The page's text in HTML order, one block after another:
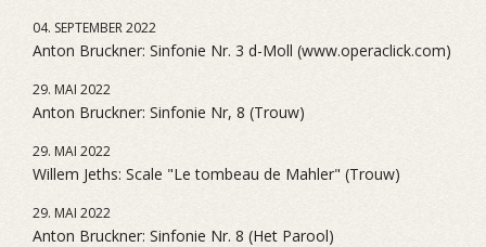
04. SEPTEMBER 2022
Anton Bruckner: Sinfonie Nr. 3 d-Moll (www.operaclick.com)
29. MAI 2022
Anton Bruckner: Sinfonie Nr, 8 (Trouw)
29. MAI 2022
Willem Jeths: Scale "Le tombeau de Mahler" (Trouw)
29. MAI 2022
Anton Bruckner: Sinfonie Nr. 8 (Het Parool)